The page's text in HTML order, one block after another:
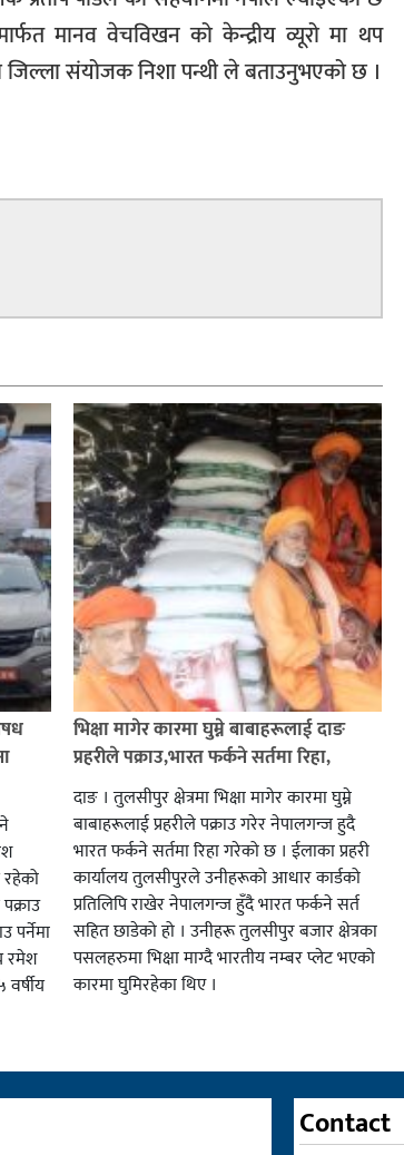
मानव वेचविखन को केन्द्रीय व्यूरो मा थप
जिल्ला संयोजक निशा पन्थी ले बताउनुभएको छ ।
पर्नेमा
रमेश
भिक्षा मागेर कारमा घुम्ने बाबाहरूलाई दाङ
प्रहरीले पक्राउ,भारत फर्कने सर्तमा रिहा,
दाङ । तुलसीपुर क्षेत्रमा भिक्षा मागेर कारमा घुम्ने
बाबाहरूलाई प्रहरीले पक्राउ गरेर नेपालगन्ज हुदै
भारत फर्कने सर्तमा रिहा गरेको छ । ईलाका प्रहरी
कार्यालय तुलसीपुरले उनीहरूको आधार कार्डको
प्रतिलिपि राखेर नेपालगन्ज हुँदै भारत फर्कने सर्त
सहित छाडेको हो । उनीहरू तुलसीपुर बजार क्षेत्रका
पसलहरुमा भिक्षा माग्दै भारतीय नम्बर प्लेट भएको
कारमा घुमिरहेका थिए ।
Contact